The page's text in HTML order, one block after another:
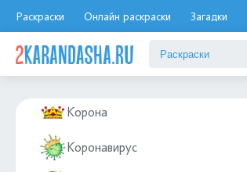
Раскраски Онлайн раскраски Загадки
Корги
Корона
Коронавирус